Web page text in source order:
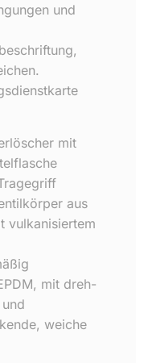
und
mit
aus
vulkanisiertem
mit dreh-
weiche